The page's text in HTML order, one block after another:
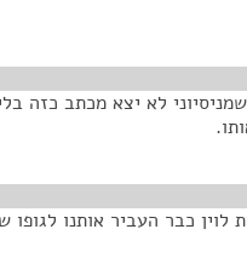
לא יצא מכתב כזה
כבר העביר אותנו לגופו